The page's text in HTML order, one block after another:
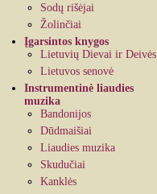
Sodų rišėjai
Žolinčiai
Įgarsintos knygos
Lietuvių Dievai ir Deivės
Lietuvos senovė
Instrumentinė liaudies
muzika
Bandonijos
Dūdmaišiai
Liaudies muzika
Skudučiai
Kanklės